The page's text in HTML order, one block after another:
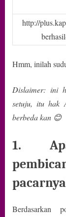
http://
Hmm, inilah
Dislaimer: ini
setuju, itu hak
berbeda kan 😊
1.
Berdasarkan